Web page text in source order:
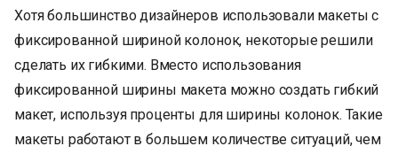
Хотя большинство дизайнеров использовали макеты с
фиксированной шириной колонок, некоторые решили
сделать их гибкими. Вместо использования
фиксированной ширины макета можно создать гибкий
макет, используя проценты для ширины колонок. Такие
макеты работают в большем количестве ситуаций, чем